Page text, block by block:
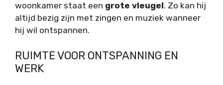
woonkamer staat een grote vleugel. Zo kan hij
altijd bezig zijn met zingen en muziek wanneer
hij wil ontspannen.
RUIMTE VOOR ONTSPANNING EN
WERK